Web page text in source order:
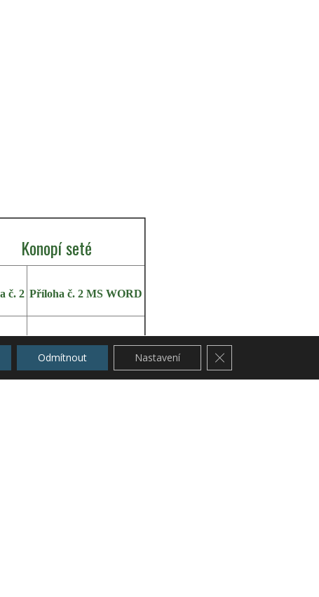
Konopí seté
č. 2 Příloha č. 2 MS WORD
č. 4 Příloha č. 4 MS WORD
Odmítnout Nastavení Zavřít cookie lištu